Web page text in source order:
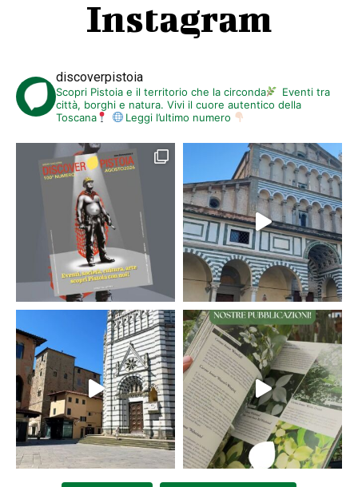
Instagram
discoverpistoia
Scopri Pistoia e il territorio che la circonda
Eventi tra
città, borghi e natura. Vivi il cuore autentico della
Toscana
Leggi l’ultimo numero